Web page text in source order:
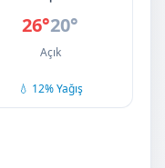
26°20°
Açık
💧 12% Yağış